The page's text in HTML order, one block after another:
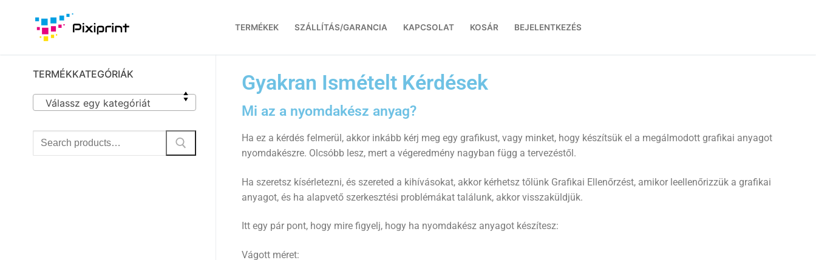
TERMÉKEK SZÁLLÍTÁS/GARANCIA KAPCSOLAT KOSÁR BEJELENTKEZÉS
Gyakran Ismételt Kérdések
Mi az a nyomdakész anyag?
Ha ez a kérdés felmerül, akkor inkább kérj meg egy grafikust, vagy minket, hogy készítsük el a megálmodott grafikai anyagot
nyomdakészre. Olcsóbb lesz, mert a végeredmény nagyban függ a tervezéstől.
Ha szeretsz kísérletezni, és szereted a kihívásokat, akkor kérhetsz tőlünk Grafikai Ellenőrzést, amikor leellenőrizzük a grafikai
anyagot, és ha alapvető szerkesztési problémákat találunk, akkor visszaküldjük.
Itt egy pár pont, hogy mire figyelj, hogy ha nyomdakész anyagot készítesz:
Vágott méret:
TERMÉKKATEGÓRIÁK
Válassz egy kategóriát